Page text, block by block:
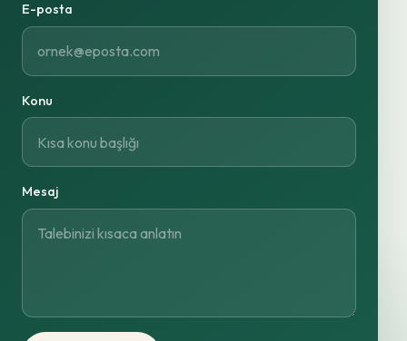
E-posta
Konu
Mesaj